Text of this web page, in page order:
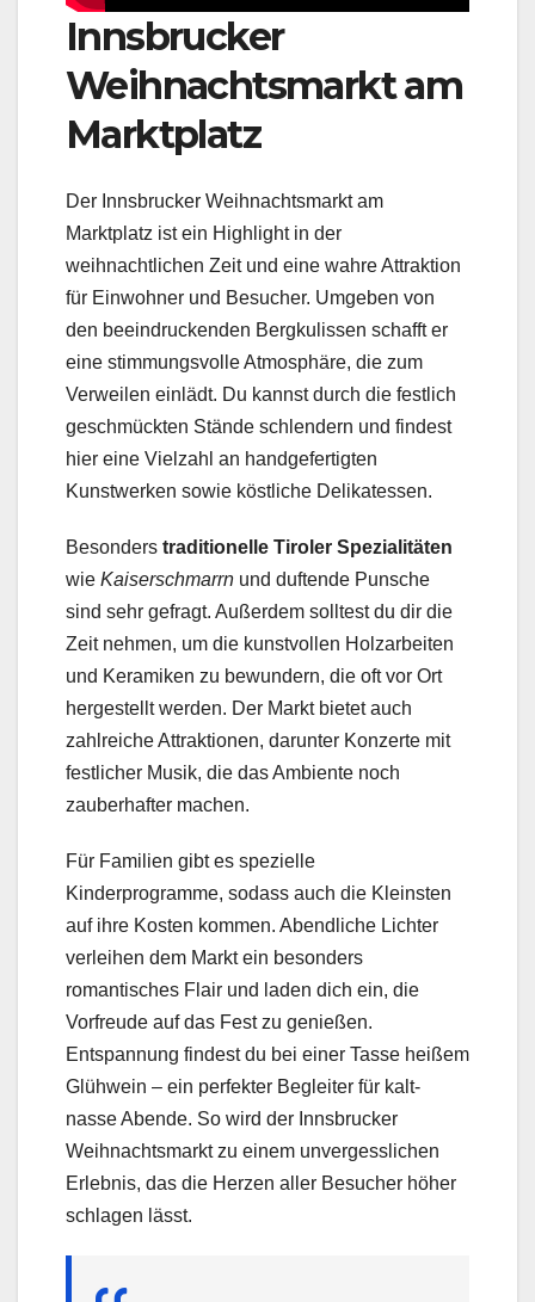
Innsbrucker
Weihnachtsmarkt am
Marktplatz
Der Innsbrucker Weihnachtsmarkt am
Marktplatz ist ein Highlight in der
weihnachtlichen Zeit und eine wahre Attraktion
für Einwohner und Besucher. Umgeben von
den beeindruckenden Bergkulissen schafft er
eine stimmungsvolle Atmosphäre, die zum
Verweilen einlädt. Du kannst durch die festlich
geschmückten Stände schlendern und findest
hier eine Vielzahl an handgefertigten
Kunstwerken sowie köstliche Delikatessen.
Besonders traditionelle Tiroler Spezialitäten
wie Kaiserschmarrn und duftende Punsche
sind sehr gefragt. Außerdem solltest du dir die
Zeit nehmen, um die kunstvollen Holzarbeiten
und Keramiken zu bewundern, die oft vor Ort
hergestellt werden. Der Markt bietet auch
zahlreiche Attraktionen, darunter Konzerte mit
festlicher Musik, die das Ambiente noch
zauberhafter machen.
Für Familien gibt es spezielle
Kinderprogramme, sodass auch die Kleinsten
auf ihre Kosten kommen. Abendliche Lichter
verleihen dem Markt ein besonders
romantisches Flair und laden dich ein, die
Vorfreude auf das Fest zu genießen.
Entspannung findest du bei einer Tasse heißem
Glühwein – ein perfekter Begleiter für kalt-
nasse Abende. So wird der Innsbrucker
Weihnachtsmarkt zu einem unvergesslichen
Erlebnis, das die Herzen aller Besucher höher
schlagen lässt.